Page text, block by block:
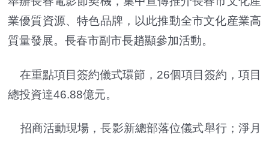
業優質資源、特色品牌，以此推動全市文化産業高
質量發展。長春市副市長趙顯參加活動。
在重點項目簽約儀式環節，26個項目簽約，項目
總投資達46.88億元。
招商活動現場，長影新總部落位儀式舉行；淨月